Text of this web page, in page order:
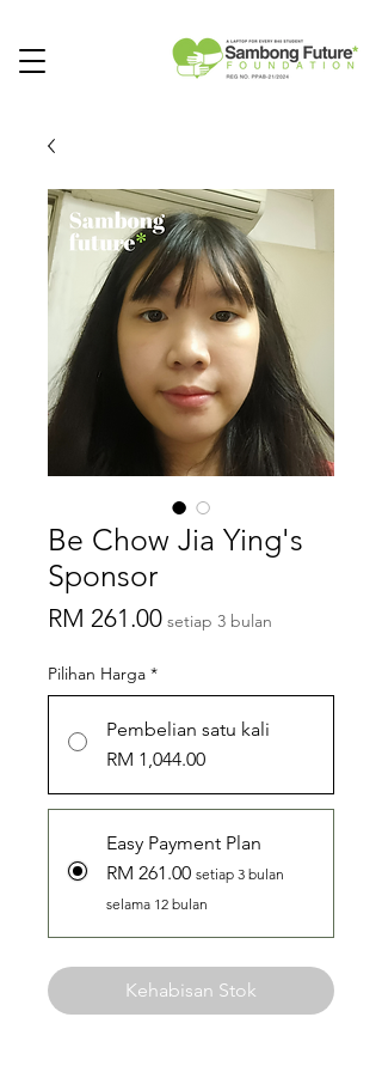
Be Chow Jia Ying's
Sponsor
RM 261.00Harga
setiap 3 bulan
Pilihan Harga *
Pembelian satu kali
RM 1,044.00
Easy Payment Plan
RM 261.00 setiap 3 bulan
selama 12 bulan
Kehabisan Stok